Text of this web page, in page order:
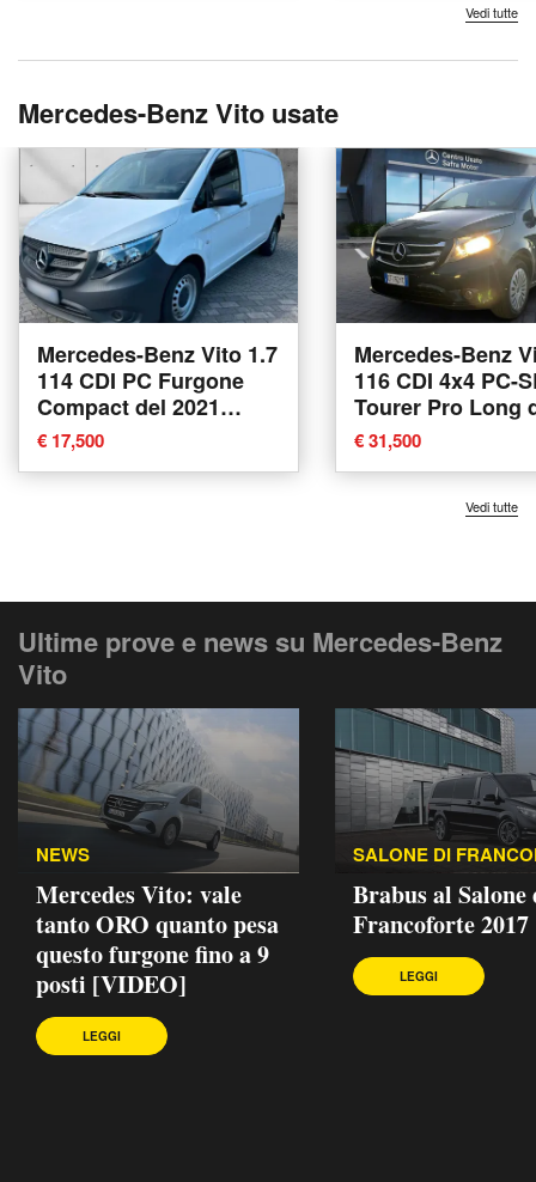
Vedi tutte
Mercedes-Benz Vito usate
Mercedes-Benz Vito 1.7
114 CDI PC Furgone
Compact del 2021
usata
€ 17,500
Mercedes-Benz
116 CDI 4x4 PC-
Tourer Pro Long
2021 usata a
€ 31,500
Vedi tutte
Ultime prove e news su Mercedes-Benz
Vito
NEWS
Mercedes Vito: vale
tanto ORO quanto pesa
questo furgone fino a 9
posti [VIDEO]
LEGGI
SALONE DI
Brabus al Salone
Francoforte 2017
LEGGI